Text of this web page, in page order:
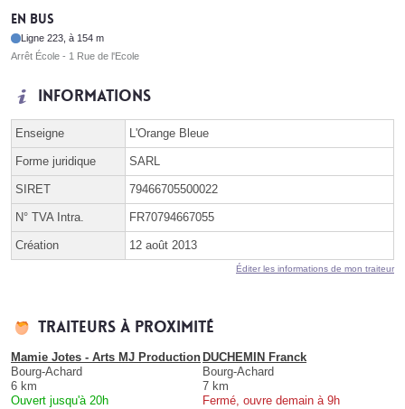
En bus
Ligne 223, à 154 m
Arrêt École - 1 Rue de l'Ecole
Informations
Enseigne L'Orange Bleue
Forme juridique SARL
SIRET 79466705500022
N° TVA Intra. FR70794667055
Création 12 août 2013
Éditer les informations de mon traiteur
Traiteurs à proximité
Mamie Jotes - Arts MJ Production
Bourg-Achard
6 km
Ouvert jusqu'à 20h
DUCHEMIN Franck
Bourg-Achard
7 km
Fermé, ouvre demain à 9h